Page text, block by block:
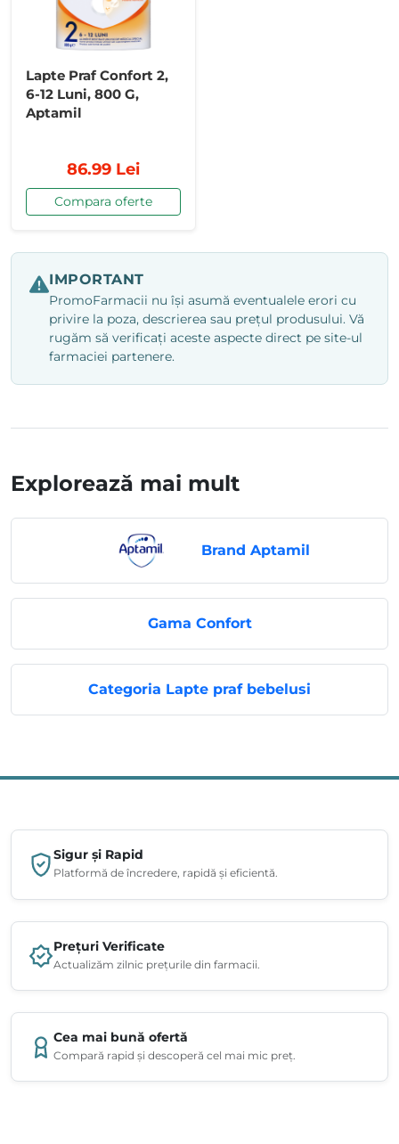
Lapte Praf Confort 2,
6-12 Luni, 800 G,
Aptamil
86.99 Lei
Compara oferte
IMPORTANT
PromoFarmacii nu își asumă eventualele erori cu
privire la poza, descrierea sau prețul produsului. Vă
rugăm să verificați aceste aspecte direct pe site-ul
farmaciei partenere.
Explorează mai mult
Brand Aptamil
Gama Confort
Categoria Lapte praf bebelusi
Sigur și Rapid
Platformă de încredere, rapidă și eficientă.
Prețuri Verificate
Actualizăm zilnic prețurile din farmacii.
Cea mai bună ofertă
Compară rapid și descoperă cel mai mic preț.